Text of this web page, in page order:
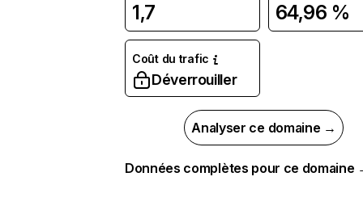
1,7 64,96 %
Coût du trafic
Déverrouiller
Analyser ce domaine →
Données complètes pour ce domaine